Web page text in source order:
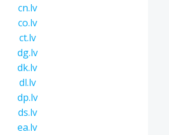
cn.lv
co.lv
ct.lv
dg.lv
dk.lv
dl.lv
dp.lv
ds.lv
ea.lv